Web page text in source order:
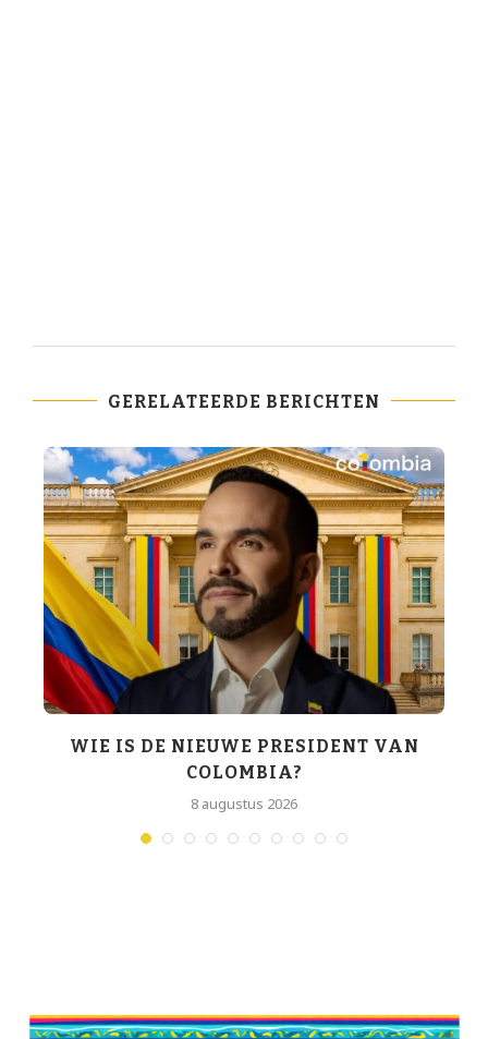
GERELATEERDE BERICHTEN
WIE IS DE NIEUWE PRESIDENT VAN
COLOMBIA?
8 augustus 2026